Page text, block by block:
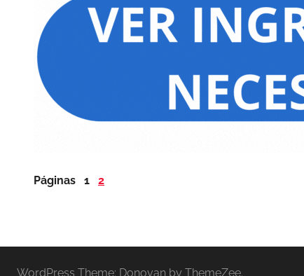
Páginas 1 2
WordPress Theme: Donovan by ThemeZee.